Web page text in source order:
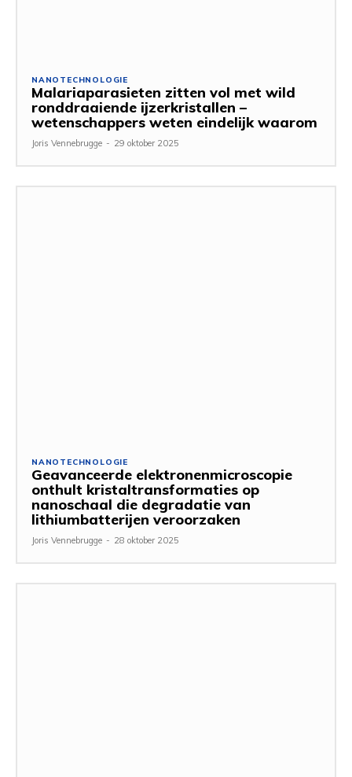
NANOTECHNOLOGIE
Malariaparasieten zitten vol met wild
ronddraaiende ijzerkristallen –
wetenschappers weten eindelijk waarom
Joris Vennebrugge - 29 oktober 2025
NANOTECHNOLOGIE
Geavanceerde elektronenmicroscopie
onthult kristaltransformaties op
nanoschaal die degradatie van
lithiumbatterijen veroorzaken
Joris Vennebrugge - 28 oktober 2025